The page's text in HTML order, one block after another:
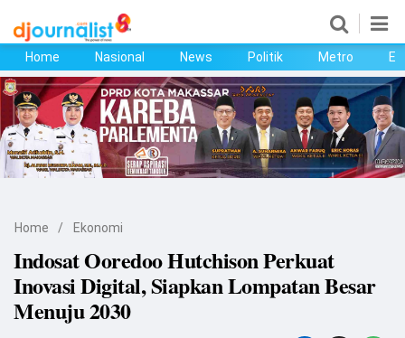
Home
Nasional
News
Ekonomi
Bisnis
Home Nasional News Politik Metro
Home / Ekonomi
Indosat Ooredoo Hutchison Perkuat
Inovasi Digital, Siapkan Lompatan Besar
Menuju 2030